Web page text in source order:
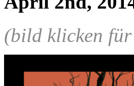
(bild klicken